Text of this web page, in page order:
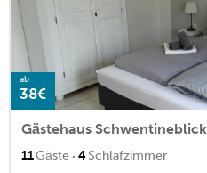
ab
38€
Gästehaus Schwentineblick
11Gäste · 4Schlafzimmer